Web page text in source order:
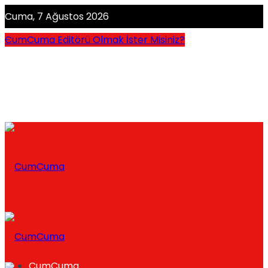
Cuma, 7 Ağustos 2026
CumCuma Editörü Olmak İster Misiniz?